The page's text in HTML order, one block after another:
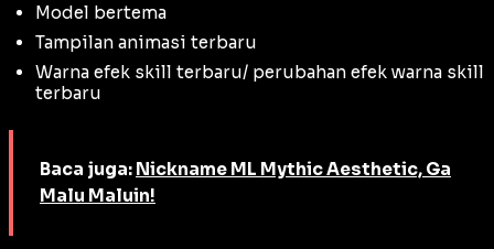
Model bertema
Tampilan animasi terbaru
Warna efek skill terbaru/ perubahan efek warna skill
terbaru
Baca juga: Nickname ML Mythic Aesthetic, Ga
Malu Maluin!